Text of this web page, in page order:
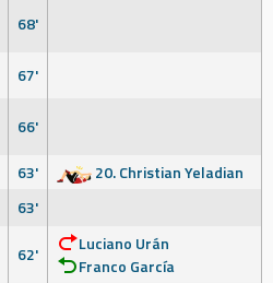
68'
67'
66'
63'
20. Christian Yeladian
63'
62'
Luciano Urán
Franco García